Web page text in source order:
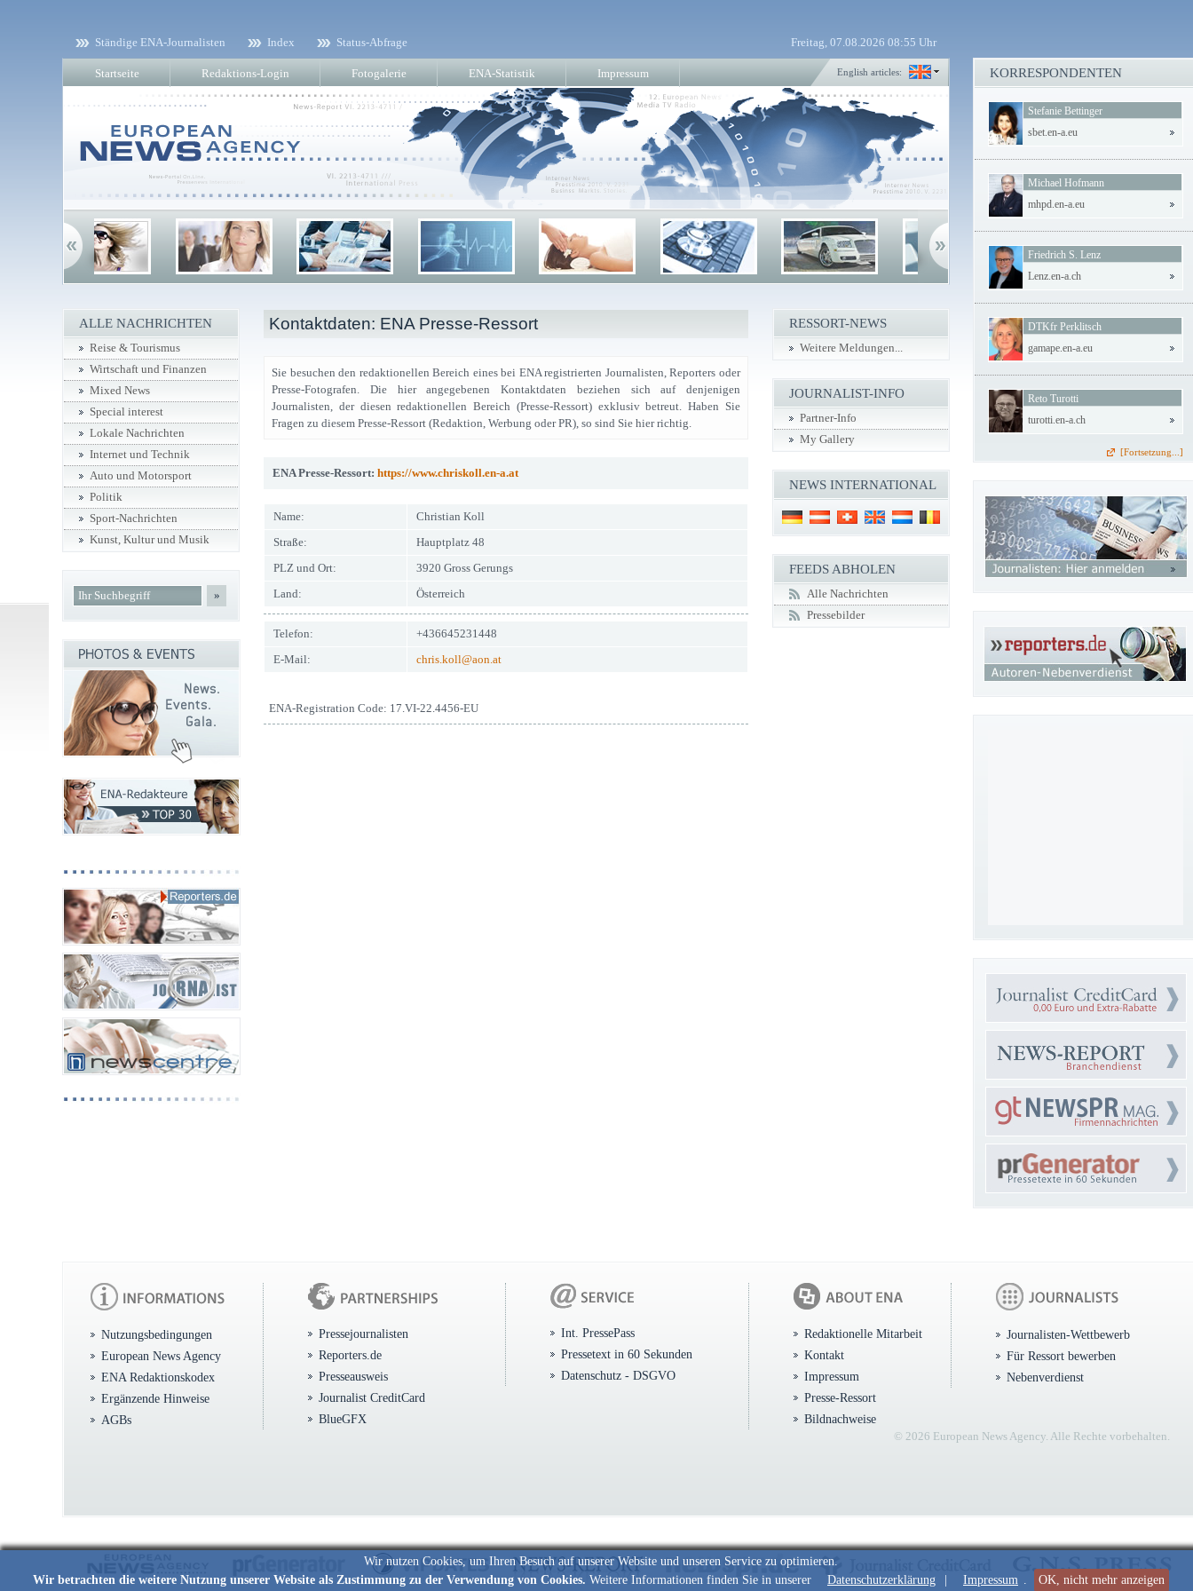
Wir nutzen Cookies, um Ihren Besuch auf unserer Website und unseren Service zu optimieren.
Wir betrachten die weitere Nutzung unserer Website als Zustimmung zu der Verwendung von Cookies. Weitere Informationen finden Sie in unserer Datenschutzerklärung Impressum . OK, nicht mehr anzeigen
Ständige ENA-Journalisten Index Status-Abfrage Freitag, 07.08.2026 08:55 Uhr
Startseite Redaktions-Login Fotogalerie ENA-Statistik Impressum English articles:
Kontaktdaten: ENA Presse-Ressort
Sie besuchen den redaktionellen Bereich eines bei ENA registrierten Journalisten, Reporters oder
Presse-Fotografen. Die hier angegebenen Kontaktdaten beziehen sich auf denjenigen
Journalisten, der diesen redaktionellen Bereich (Presse-Ressort) exklusiv betreut. Haben Sie
Fragen zu diesem Presse-Ressort (Redaktion, Werbung oder PR), so sind Sie hier richtig.
ENA Presse-Ressort: https://www.chriskoll.en-a.at
Name:
Christian Koll
Straße:
Hauptplatz 48
PLZ und Ort:
3920 Gross Gerungs
Land:
Österreich
Telefon:
+436645231448
E-Mail:
chris.koll@aon.at
ENA-Registration Code: 17.VI-22.4456-EU
ALLE NACHRICHTEN
Reise & Tourismus
Wirtschaft und Finanzen
Mixed News
Special interest
Lokale Nachrichten
Internet und Technik
Auto und Motorsport
Politik
Sport-Nachrichten
Kunst, Kultur und Musik
»
RESSORT-NEWS
Weitere Meldungen...
JOURNALIST-INFO
Partner-Info
My Gallery
NEWS INTERNATIONAL
FEEDS ABHOLEN
Alle Nachrichten
Pressebilder
KORRESPONDENTEN
Stefanie Bettinger
sbet.en-a.eu
Michael Hofmann
mhpd.en-a.eu
Friedrich S. Lenz
Lenz.en-a.ch
DTKfr Perklitsch
gamape.en-a.eu
Reto Turotti
turotti.en-a.ch
[Fortsetzung...]
Nutzungsbedingungen
European News Agency
ENA Redaktionskodex
Ergänzende Hinweise
AGBs
Pressejournalisten
Reporters.de
Presseausweis
Journalist CreditCard
BlueGFX
Int. PressePass
Pressetext in 60 Sekunden
Datenschutz - DSGVO
Redaktionelle Mitarbeit
Kontakt
Impressum
Presse-Ressort
Bildnachweise
Journalisten-Wettbewerb
Für Ressort bewerben
Nebenverdienst
© 2026 European News Agency. Alle Rechte vorbehalten.